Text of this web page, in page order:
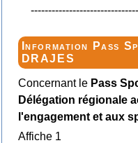
Information Pass
DRAJES
Concernant lePass
Délégation régionale
l'engagement et aux
Affiche 1